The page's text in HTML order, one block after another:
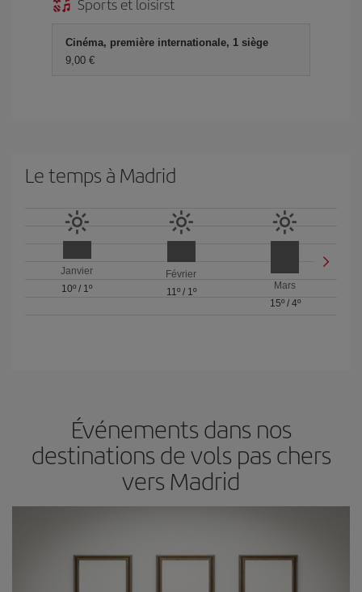
Cinéma, première internationale, 1 siège
9,00 €
Le temps à Madrid
Janvier
10º / 1º
Février
11º/ 1º
Mars
15º/ 4º
Événements dans nos
destinations de vols pas chers
vers Madrid